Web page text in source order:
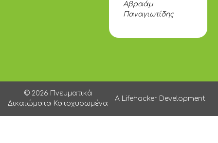
Αβραάμ
Παναγιωτίδης
© 2026 Πνευματικά
Δικαιώματα Κατοχυρωμένα
A Lifehacker Development